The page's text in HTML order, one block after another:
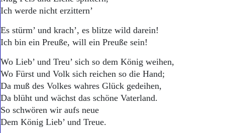
Ich werde nicht erzittern’
Es stürm’ und krach’, es blitze wild darein!
Ich bin ein Preuße, will ein Preuße sein!
Wo Lieb’ und Treu’ sich so dem König weihen,
Wo Fürst und Volk sich reichen so die Hand;
Da muß des Volkes wahres Glück gedeihen,
Da blüht und wächst das schöne Vaterland.
So schwören wir aufs neue
Dem König Lieb’ und Treue.